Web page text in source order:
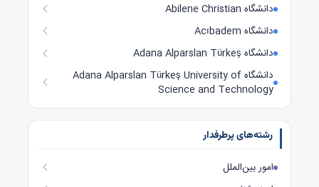
دانشگاه Abilene Christian
دانشگاه Acıbadem
دانشگاه Adana Alparslan Türkeş
دانشگاه Adana Alparslan Türkeş University of
Science and Technology
رشته‌های پرطرفدار
امور بین‌الملل